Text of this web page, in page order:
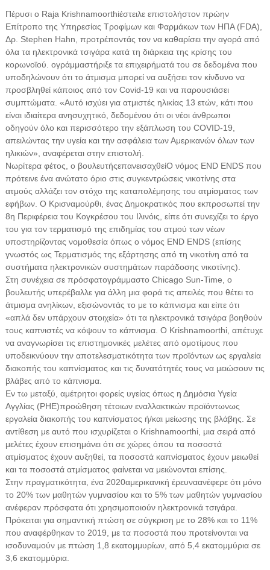
Πέρυσι ο Raja Krishnamoorthiέστειλε επιστολήστον πρώην
Επίτροπο της Υπηρεσίας Τροφίμων και Φαρμάκων των ΗΠΑ (FDA),
Δρ. Stephen Hahn, προτρέποντάς τον να καθαρίσει την αγορά από
όλα τα ηλεκτρονικά τσιγάρα κατά τη διάρκεια της κρίσης του
κορωνοϊού. ογράμμαστήριξε τα επιχειρήματά του σε δεδομένα που
υποδηλώνουν ότι το άτμισμα μπορεί να αυξήσει τον κίνδυνο να
προσβληθεί κάποιος από τον Covid-19 και να παρουσιάσει
συμπτώματα. «Αυτό ισχύει για ατμιστές ηλικίας 13 ετών, κάτι που
είναι ιδιαίτερα ανησυχητικό, δεδομένου ότι οι νέοι άνθρωποι
οδηγούν όλο και περισσότερο την εξάπλωση του COVID-19,
απειλώντας την υγεία και την ασφάλεια των Αμερικανών όλων των
ηλικιών», αναφέρεται στην επιστολή.
Νωρίτερα φέτος, ο βουλευτήςεπανεισαχθείΟ νόμος END ENDS που
πρότεινε ένα ανώτατο όριο στις συγκεντρώσεις νικοτίνης στα
ατμούς αλλάζει τον στόχο της καταπολέμησης του ατμίσματος των
εφήβων. Ο Κρισναμούρθι, ένας Δημοκρατικός που εκπροσωπεί την
8η Περιφέρεια του Κογκρέσου του Ιλινόις, είπε ότι συνεχίζει το έργο
του για τον τερματισμό της επιδημίας του ατμού των νέων
υποστηρίζοντας νομοθεσία όπως ο νόμος END ENDS (επίσης
γνωστός ως Τερματισμός της εξάρτησης από τη νικοτίνη από τα
συστήματα ηλεκτρονικών συστημάτων παράδοσης νικοτίνης).
Στη συνέχεια σε πρόσφατογράμμαστο Chicago Sun-Time, ο
βουλευτής υπερέβαλλε για άλλη μια φορά τις απειλές που θέτει το
άτμισμα ανηλίκων, εξισώνοντάς το με το κάπνισμα και είπε ότι
«απλά δεν υπάρχουν στοιχεία» ότι τα ηλεκτρονικά τσιγάρα βοηθούν
τους καπνιστές να κόψουν το κάπνισμα. Ο Krishnamoorthi, απέτυχε
να αναγνωρίσει τις επιστημονικές μελέτες από ομοτίμους που
υποδεικνύουν την αποτελεσματικότητα των προϊόντων ως εργαλεία
διακοπής του καπνίσματος και τις δυνατότητές τους να μειώσουν τις
βλάβες από το κάπνισμα.
Εν τω μεταξύ, αμέτρητοι φορείς υγείας όπως η Δημόσια Υγεία
Αγγλίας (PHE)προώθηση τέτοιων εναλλακτικών προϊόντωνως
εργαλεία διακοπής του καπνίσματος ή/και μείωσης της βλάβης. Σε
αντίθεση με αυτό που ισχυρίζεται ο Krishnamoorthi, μια σειρά από
μελέτες έχουν επισημάνει ότι σε χώρες όπου τα ποσοστά
ατμίσματος έχουν αυξηθεί, τα ποσοστά καπνίσματος έχουν μειωθεί
και τα ποσοστά ατμίσματος φαίνεται να μειώνονται επίσης.
Στην πραγματικότητα, ένα 2020αμερικανική έρευναανέφερε ότι μόνο
το 20% των μαθητών γυμνασίου και το 5% των μαθητών γυμνασίου
ανέφεραν πρόσφατα ότι χρησιμοποιούν ηλεκτρονικά τσιγάρα.
Πρόκειται για σημαντική πτώση σε σύγκριση με το 28% και το 11%
που αναφέρθηκαν το 2019, με τα ποσοστά που προτείνονται να
ισοδυναμούν με πτώση 1,8 εκατομμυρίων, από 5,4 εκατομμύρια σε
3,6 εκατομμύρια.